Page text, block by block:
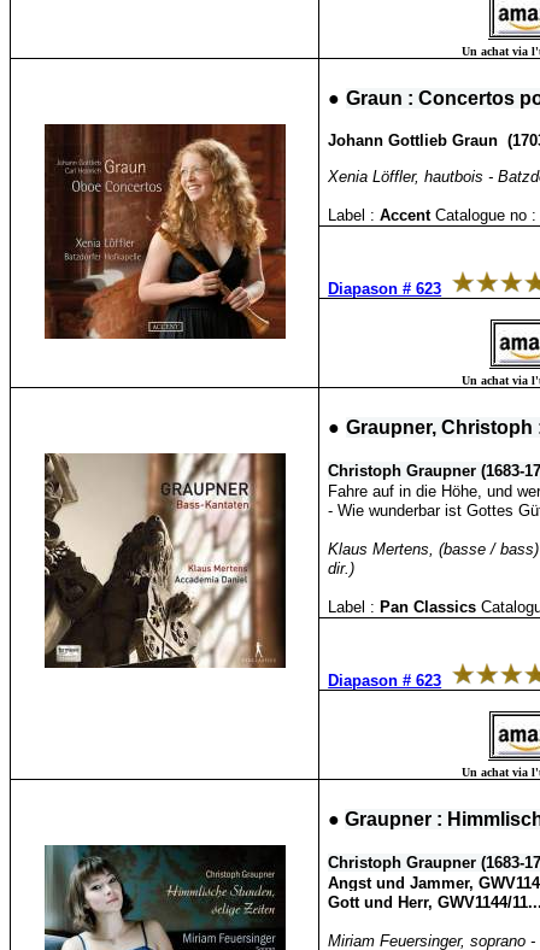
Un achat via
● Graun : Concertos
Johann Gottlieb Graun
Xenia Löffler, hautbois -
Label : AccentCatalogue no :
Diapason # 623
Un achat via
● Graupner, Christoph
Christoph Graupner (1683-
Fahre auf in die Höhe, und
- Wie wunderbar ist Gottes
Klaus Mertens, (basse /
dir.)
Label : Pan Classics
Diapason # 623
Un achat via
●Graupner :
Christoph Graupner (1683-
Angst und Jammer,
Gott und Herr, GWV1144/
Miriam Feuersinger, soprano